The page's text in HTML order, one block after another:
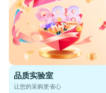
品质实验室
让您的采购更省心